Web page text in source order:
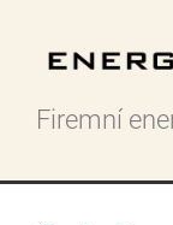
Firemní